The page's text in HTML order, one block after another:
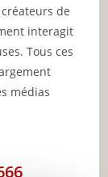
de
interagit
Tous ces
médias